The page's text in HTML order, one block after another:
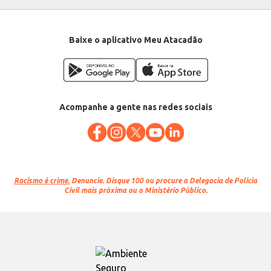
Baixe o aplicativo Meu Atacadão
Acompanhe a gente nas redes sociais
Racismo é crime. Denuncie. Disque 100 ou procure a Delegacia de Polícia
Civil mais próxima ou o Ministério Público.